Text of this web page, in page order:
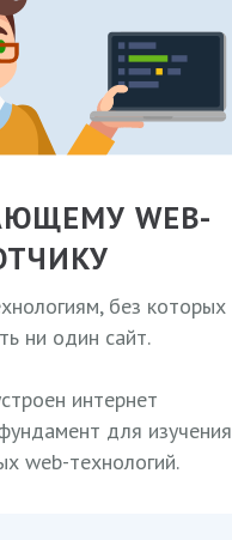
WEB-
без которых
ни один сайт.
интернет
для изучения
web-технологий.